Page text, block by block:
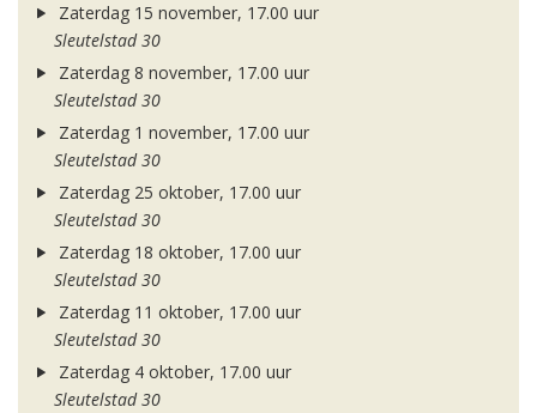
Zaterdag 15 november, 17.00 uur
Sleutelstad 30
Zaterdag 8 november, 17.00 uur
Sleutelstad 30
Zaterdag 1 november, 17.00 uur
Sleutelstad 30
Zaterdag 25 oktober, 17.00 uur
Sleutelstad 30
Zaterdag 18 oktober, 17.00 uur
Sleutelstad 30
Zaterdag 11 oktober, 17.00 uur
Sleutelstad 30
Zaterdag 4 oktober, 17.00 uur
Sleutelstad 30